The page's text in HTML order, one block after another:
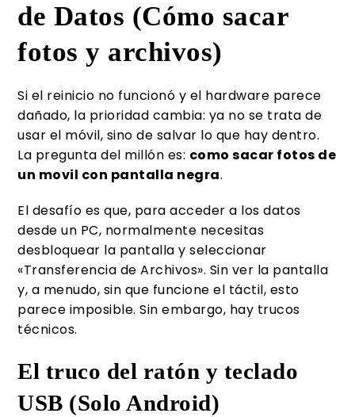
de Datos (Cómo sacar
fotos y archivos)
Si el reinicio no funcionó y el hardware parece
dañado, la prioridad cambia: ya no se trata de
usar el móvil, sino de salvar lo que hay dentro.
La pregunta del millón es: como sacar fotos de
un movil con pantalla negra.
El desafío es que, para acceder a los datos
desde un PC, normalmente necesitas
desbloquear la pantalla y seleccionar
«Transferencia de Archivos». Sin ver la pantalla
y, a menudo, sin que funcione el táctil, esto
parece imposible. Sin embargo, hay trucos
técnicos.
El truco del ratón y teclado
USB (Solo Android)